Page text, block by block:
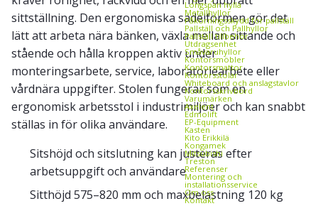
Longspan hylla
Metallhyllor
Påkörningsskydd för pallställ
Pallställ och Pallhyllor
Pallställ tillbehör
Utdragsenhet
Småvaruhyllor
Kontorsmöbler
Kontorsmattor
Kontorsstolar
Whiteboard och anslagstavlor
Kontorsskrivbord
Varumärken
Axelent
Edmolift
EP-Equipment
Kasten
Kito Erikkilä
Kongamek
Mitsubishi
Treston
Referenser
Montering och
installationsservice
Om oss
Kontakt
sittställning. Den ergonomiska sadelformen gör det
lätt att arbeta nära bänken, växla mellan sittande och
stående och hålla kroppen aktiv under
monteringsarbete, service, laboratoriearbete eller
vårdnära uppgifter. Stolen fungerar som en
ergonomisk arbetsstol i industrimiljöer och kan snabbt
ställas in för olika användare.
Sitshöjd och sitslutning kan justeras efter
arbetsuppgift och användare
Sitthöjd 575–820 mm och maxbelastning 120 kg